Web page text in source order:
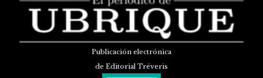
Publicación electrónica
de Editorial Tréveris